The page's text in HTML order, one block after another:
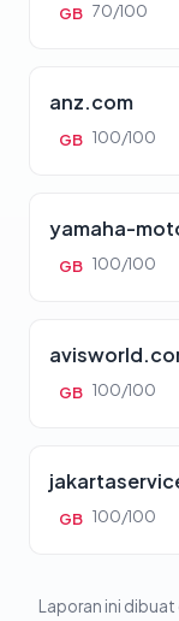
GB 70/100
anz.com
GB 100/100
yamaha-
GB 100/100
GB 100/100
GB 100/100
Laporan ini